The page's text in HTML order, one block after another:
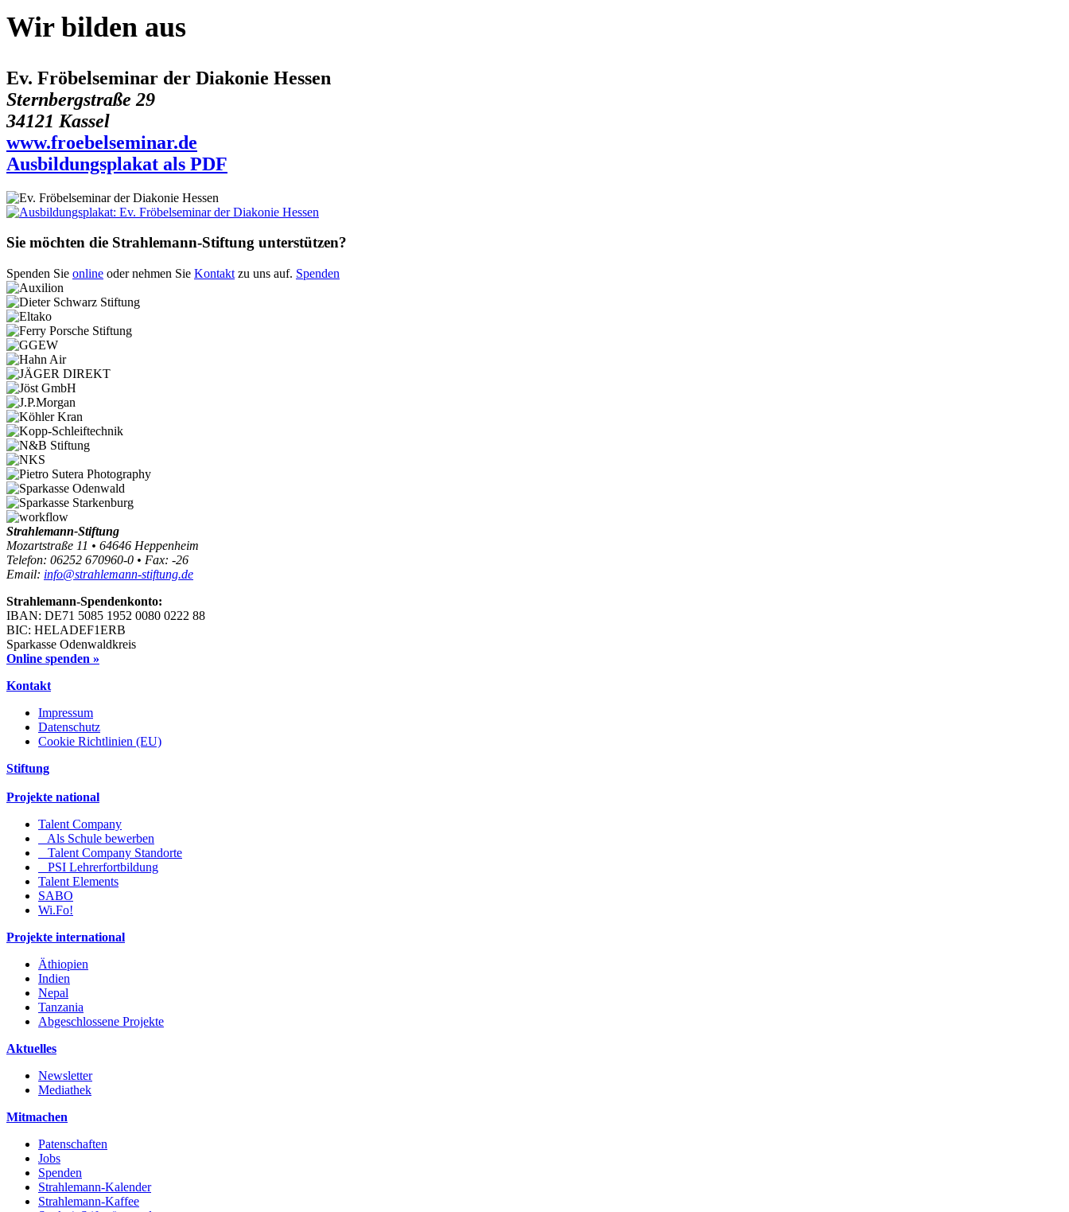
Wir bilden aus
Ev. Fröbelseminar der Diakonie Hessen
Sternbergstraße 29
34121 Kassel
www.froebelseminar.de
Ausbildungsplakat als PDF
Sie möchten die Strahlemann-Stiftung unterstützen?
Spenden Sie online oder nehmen Sie Kontakt zu uns auf. Spenden
Strahlemann-Stiftung
Mozartstraße 11 • 64646 Heppenheim
Telefon: 06252 670960-0 • Fax: -26
Email: info@strahlemann-stiftung.de
Strahlemann-Spendenkonto:
IBAN: DE71 5085 1952 0080 0222 88
BIC: HELADEF1ERB
Sparkasse Odenwaldkreis
Online spenden »
Kontakt
Impressum
Datenschutz
Cookie Richtlinien (EU)
Stiftung
Projekte national
Talent Company
Als Schule bewerben
Talent Company Standorte
PSI Lehrerfortbildung
Talent Elements
SABO
Wi.Fo!
Projekte international
Äthiopien
Indien
Nepal
Tanzania
Abgeschlossene Projekte
Aktuelles
Newsletter
Mediathek
Mitmachen
Patenschaften
Jobs
Spenden
Strahlemann-Kalender
Strahlemann-Kaffee